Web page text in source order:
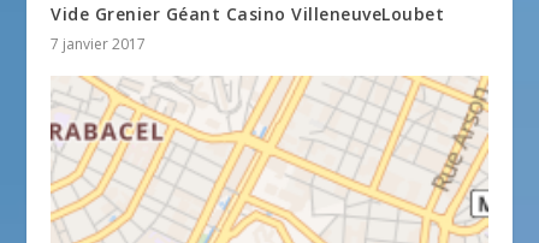
Vide Grenier Géant Casino VilleneuveLoubet
7 janvier 2017